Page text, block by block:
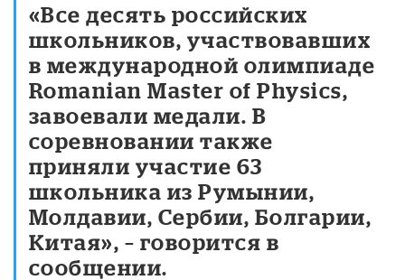
«Все десять российских
школьников, участвовавших
в международной олимпиаде
Romanian Master of Physics,
завоевали медали. В
соревновании также
приняли участие 63
школьника из Румынии,
Молдавии, Сербии, Болгарии,
Китая», – говорится в
сообщении.